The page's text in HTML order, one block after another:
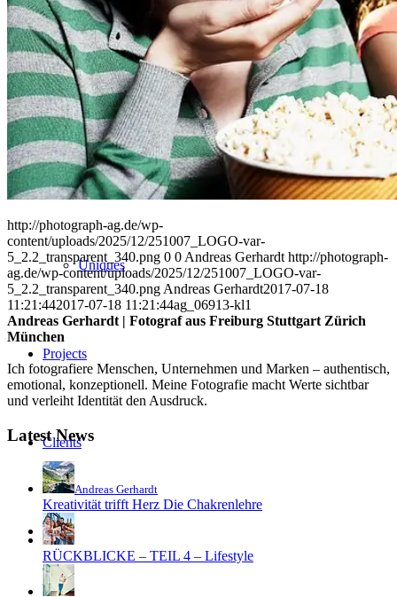
Corporate
Sports
Uniques
Projects
Clients
Blog
http://photograph-ag.de/wp-
content/uploads/2025/12/251007_LOGO-var-
5_2.2_transparent_340.png 0 0 Andreas Gerhardt http://photograph-
ag.de/wp-content/uploads/2025/12/251007_LOGO-var-
5_2.2_transparent_340.png Andreas Gerhardt2017-07-18
11:21:442017-07-18 11:21:44ag_06913-kl1
Andreas Gerhardt | Fotograf aus Freiburg Stuttgart Zürich
München
Ich fotografiere Menschen, Unternehmen und Marken – authentisch,
emotional, konzeptionell. Meine Fotografie macht Werte sichtbar
und verleiht Identität den Ausdruck.
Latest News
Andreas Gerhardt
Kreativität trifft Herz Die Chakrenlehre
RÜCKBLICKE – TEIL 4 – Lifestyle